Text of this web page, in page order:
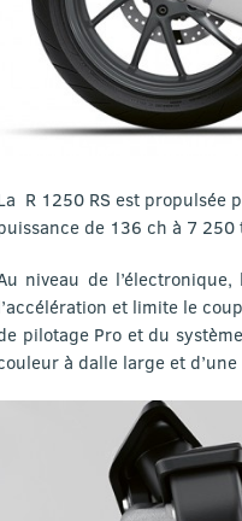
R 1250 RS est propulsée
de 136 ch à 7
niveau de
et limite le
pilotage Pro et du
à dalle large et d’une